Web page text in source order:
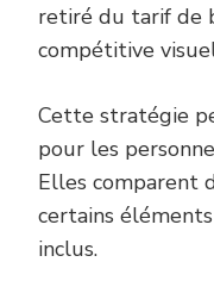
retiré du tarif de
compétitive
Cette stratégie
pour les
Elles comparent
certains
inclus.